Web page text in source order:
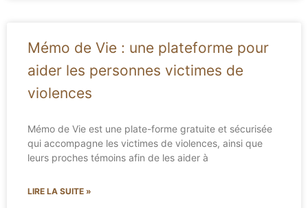
Mémo de Vie : une plateforme pour
aider les personnes victimes de
violences
Mémo de Vie est une plate-forme gratuite et sécurisée
qui accompagne les victimes de violences, ainsi que
leurs proches témoins afin de les aider à
LIRE LA SUITE »